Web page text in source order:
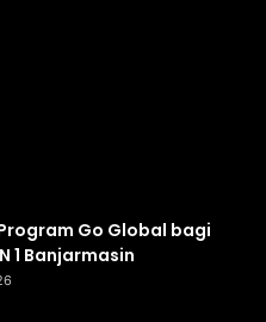
Go Global bagi
1 Banjarmasin